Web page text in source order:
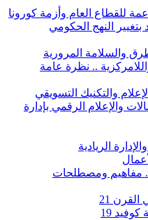
للقطاع العام وأزمة كورونا
بتغيير النهج الحكومي
والسلامة المرورية
.. نظرة عامة
والتكنيك التسويقي
والإعلام الرقمي بإدارة
الريادية
.. مفاهيم ومصطلحات
21
19